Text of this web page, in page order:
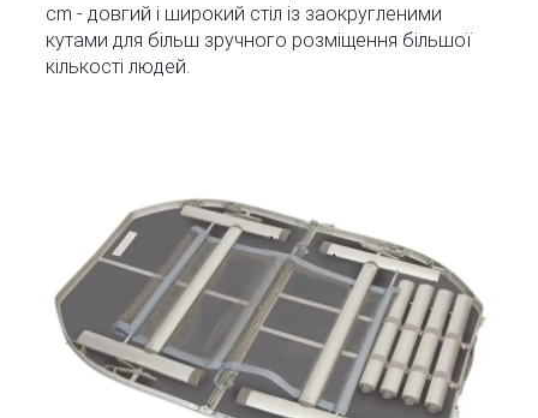
cm - довгий і широкий стіл із заокругленими
кутами для більш зручного розміщення більшої
кількості людей.